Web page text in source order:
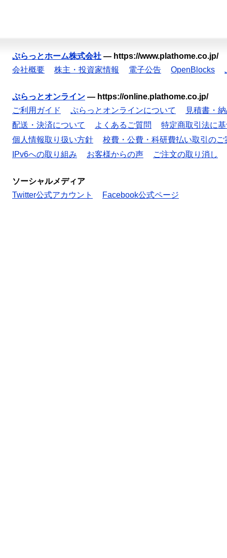
ぷらっとホーム株式会社 — https://www.plathome.co.jp/
会社概要
株主・投資家情報 電子公告 OpenBlocks
ぷらっとオンライン — https://online.plathome.co.jp/
ご利用ガイド
ぷらっとオンラインについて
見積書・
配送・決済について
よくあるご質問
特定商取引法に
個人情報取り扱い方針
校費・公費・科研費払い取引のご
IPv6への取り組み
お客様からの声 ご注文の取り消し
ソーシャルメディア
Twitter公式アカウント
Facebook公式ページ